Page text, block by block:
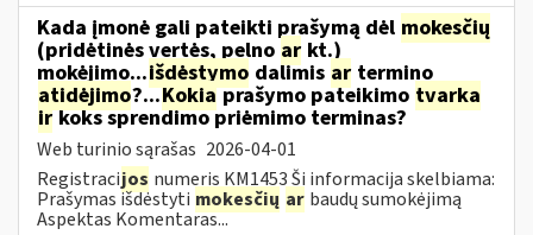
Kada įmonė gali pateikti prašymą dėl mokesčių
(pridėtinės vertės, pelno ar kt.)
mokėjimo...išdėstymo dalimis ar termino
atidėjimo?...Kokiaprašymo pateikimo tvarka
irkoks sprendimo priėmimo terminas?
Web turinio sąrašas 2026-04-01
Registracijos numeris KM1453 Ši informacija skelbiama:
Prašymas išdėstyti mokesčių ar baudų sumokėjimą
Aspektas Komentaras...